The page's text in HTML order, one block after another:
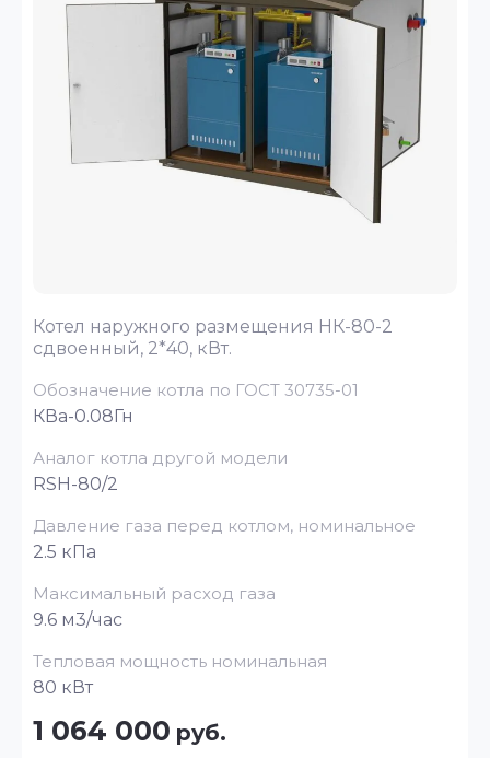
Котел наружного размещения НК-80-2
сдвоенный, 2*40, кВт.
Обозначение котла по ГОСТ 30735-01
КВа-0.08Гн
Аналог котла другой модели
RSH-80/2
Давление газа перед котлом, номинальное
2.5 кПа
Максимальный расход газа
9.6 м3/час
Тепловая мощность номинальная
80 кВт
1 064 000 руб.